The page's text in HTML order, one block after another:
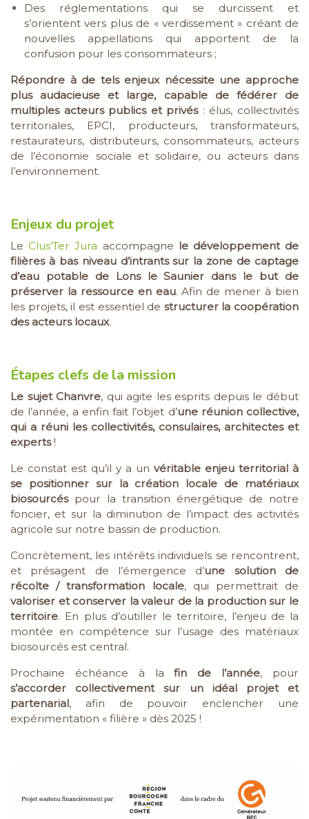
Des réglementations qui se durcissent et
s’orientent vers plus de « verdissement » créant de
nouvelles appellations qui apportent de la
confusion pour les consommateurs ;
Répondre à de tels enjeux nécessite une approche
plus audacieuse et large, capable de fédérer de
multiples acteurs publics et privés: élus, collectivités
territoriales, EPCI, producteurs, transformateurs,
restaurateurs, distributeurs, consommateurs, acteurs
de l’économie sociale et solidaire, ou acteurs dans
l’environnement.
Enjeux du projet
LeClus’Ter Jura accompagne le développement de
filières à bas niveau d’intrants sur la zone de captage
d’eau potable de Lons le Saunier dans le but de
préserver la ressource en eau. Afin de mener à bien
les projets, il est essentiel de structurer la coopération
des acteurs locaux.
Étapes clefs de la mission
Le sujet Chanvre, qui agite les esprits depuis le début
de l’année, a enfin fait l’objet d’une réunion collective,
qui a réuni les collectivités, consulaires, architectes et
experts!
Le constat est qu’il y a un véritable enjeu territorial à
se positionner sur la création locale de matériaux
biosourcéspour la transition énergétique de notre
foncier, et sur la diminution de l’impact des activités
agricole sur notre bassin de production.
Concrètement, les intérêts individuels se rencontrent,
et présagent de l’émergence d’une solution de
récolte / transformation locale, qui permettrait de
valoriser et conserver la valeur de la production sur le
territoire. En plus d’outiller le territoire, l’enjeu de la
montée en compétence sur l’usage des matériaux
biosourcés est central.
Prochaine échéance à lafin de l’année, pour
s’accorder collectivement sur un idéal projet et
partenarial, afin de pouvoir enclencher une
expérimentation « filière » dès 2025 !